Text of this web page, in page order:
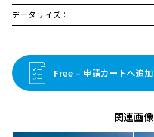
データサイズ：
Free – 申請カートへ追加
関連画像